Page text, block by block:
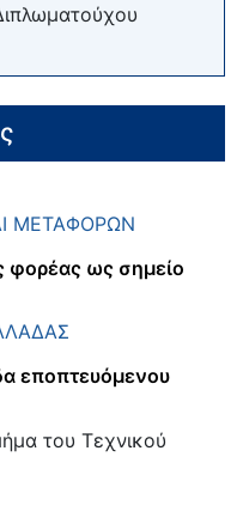
ΜΕΤΑΦΟΡΩΝ
φορέας ως σημείο
εποπτευόμενου
του Τεχνικού